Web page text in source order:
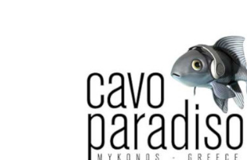
Science & Tech
Aegean Islands